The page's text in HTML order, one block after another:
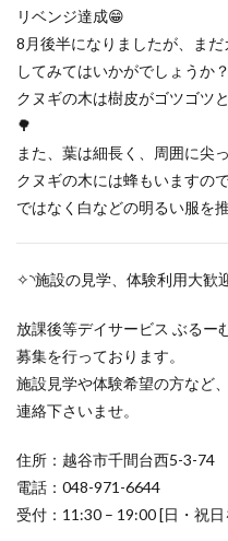
リベンジ達成😁
8月後半になりましたが、ま
してみてはいかがでしょうか？
クヌギの木は樹皮がゴツゴツ
🌳
また、葉は細長く、周囲に尖
クヌギの木には蜂もいますの
ではなく白などの明るい服を
✧◝施設の見学、体験利用大歓
放課後等デイサービス ぶるー
募集を行っております。
施設見学や体験希望の方など
連絡下さいませ。
住所：越谷市千間台西5-3-74
電話：048-971-6644
受付：11:30 – 19:00 [日・祝日